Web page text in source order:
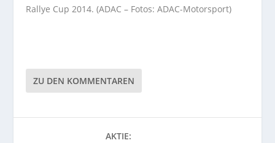
Rallye Cup 2014. (ADAC – Fotos: ADAC-Motorsport)
ZU DEN KOMMENTAREN
AKTIE: